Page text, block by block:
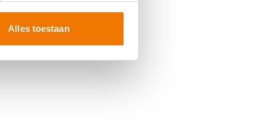
Alles toestaan